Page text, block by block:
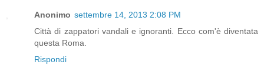
Anonimo settembre 14, 2013 2:08 PM
Città di zappatori vandali e ignoranti. Ecco com'è diventata
questa Roma.
Rispondi